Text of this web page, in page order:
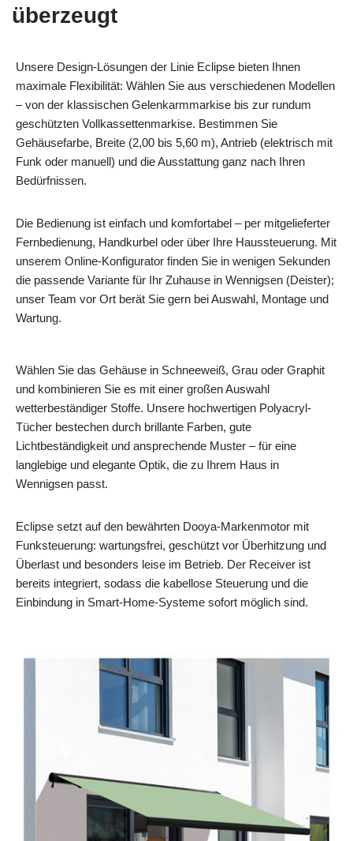
überzeugt
Unsere Design-Lösungen der Linie Eclipse bieten Ihnen
maximale Flexibilität: Wählen Sie aus verschiedenen Modellen
– von der klassischen Gelenkarmmarkise bis zur rundum
geschützten Vollkassettenmarkise. Bestimmen Sie
Gehäusefarbe, Breite (2,00 bis 5,60 m), Antrieb (elektrisch mit
Funk oder manuell) und die Ausstattung ganz nach Ihren
Bedürfnissen.
Die Bedienung ist einfach und komfortabel – per mitgelieferter
Fernbedienung, Handkurbel oder über Ihre Haussteuerung. Mit
unserem Online-Konfigurator finden Sie in wenigen Sekunden
die passende Variante für Ihr Zuhause in Wennigsen (Deister);
unser Team vor Ort berät Sie gern bei Auswahl, Montage und
Wartung.
Wählen Sie das Gehäuse in Schneeweiß, Grau oder Graphit
und kombinieren Sie es mit einer großen Auswahl
wetterbeständiger Stoffe. Unsere hochwertigen Polyacryl-
Tücher bestechen durch brillante Farben, gute
Lichtbeständigkeit und ansprechende Muster – für eine
langlebige und elegante Optik, die zu Ihrem Haus in
Wennigsen passt.
Eclipse setzt auf den bewährten Dooya-Markenmotor mit
Funksteuerung: wartungsfrei, geschützt vor Überhitzung und
Überlast und besonders leise im Betrieb. Der Receiver ist
bereits integriert, sodass die kabellose Steuerung und die
Einbindung in Smart-Home-Systeme sofort möglich sind.